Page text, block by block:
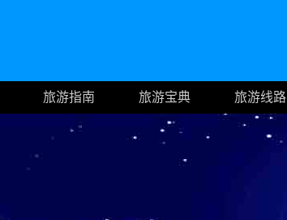
旅游指南 旅游宝典 旅游线路